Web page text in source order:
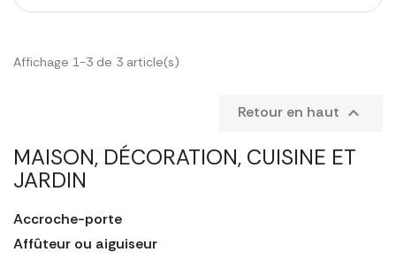
MAISON, DÉCORATION, CUISINE ET
JARDIN
Accroche-porte
Affûteur ou aiguiseur
Affichage 1-3 de 3 article(s)
Retour en haut 